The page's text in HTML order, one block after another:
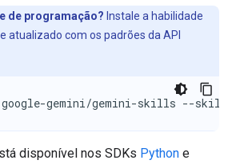
de programação? Instale a habilidade
atualizado com os padrões da API
gemini/gemini-skills --skill
disponível nos SDKs Python e